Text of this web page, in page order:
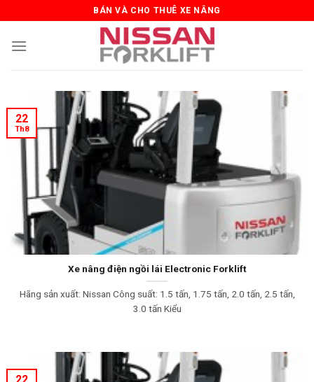
to
content
BÁN VÀ CHO THUÊ XE NÂNG
Xe nâng điện ngồi lái Electronic Forklift
Hãng sản xuất: Nissan Công suất: 1.5 tấn, 1.75 tấn, 2.0 tấn, 2.5 tấn,
3.0 tấn Kiểu
22
Th8
22